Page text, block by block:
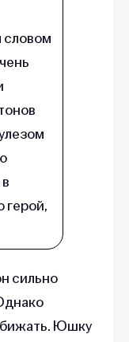
герой,
сильно
Юшку